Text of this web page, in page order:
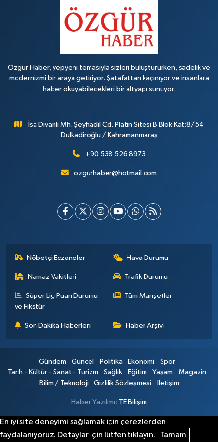
Özgür Haber, yepyeni temasıyla sizleri buluştururken, sadelik ve
modernizmi bir araya getiriyor. Şatafattan kaçınıyor ve insanlara
haber okuyabilecekleri bir altyapı sunuyor.
İsa Divanlı Mh. Şeyhadil Cd. Platin Sitesi B Blok Kat:8/54
Dulkadiroğlu / Kahramanmaraş
+90 538 526 8973
ozgurhaber@hotmail.com
Nöbetçi Eczaneler Hava Durumu
Namaz Vakitleri Trafik Durumu
Süper Lig Puan Durumu
ve Fikstür
Tüm Manşetler
Son Dakika Haberleri Haber Arşivi
Gündem Güncel Politika Ekonomi
Spor
Tarih - Kültür - Sanat - Turizm
Sağlık Eğitim Yaşam
Magazin
Bilim / Teknoloji
Gizlilik Sözleşmesi İletişim
Haber Yazılımı: TE Bilişim
En iyi site deneyimi sağlamak için çerezlerden
faydalanıyoruz. Detaylar için lütfen tıklayın.
Tamam